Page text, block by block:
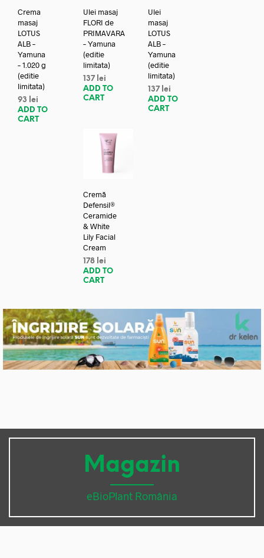
Crema
masaj
LOTUS
ALB –
Yamuna
– 1.020 g
(editie
limitata)
93
lei
ADD TO
CART
Ulei masaj
FLORI de
PRIMAVARA
– Yamuna
(editie
limitata)
137 lei
ADD TO
CART
Ulei
masaj
LOTUS
ALB –
Yamuna
(editie
limitata)
137 lei
ADD TO
CART
Cremă
Defensil®
Ceramide
& White
Lily Facial
Cream
178 lei
ADD TO
CART
Magazin
eBioPlant România